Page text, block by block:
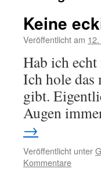
Keine
Veröffentlicht am
Hab ich
Ich hole das
gibt.
Augen
→
Veröffentlicht unter
Kommentare